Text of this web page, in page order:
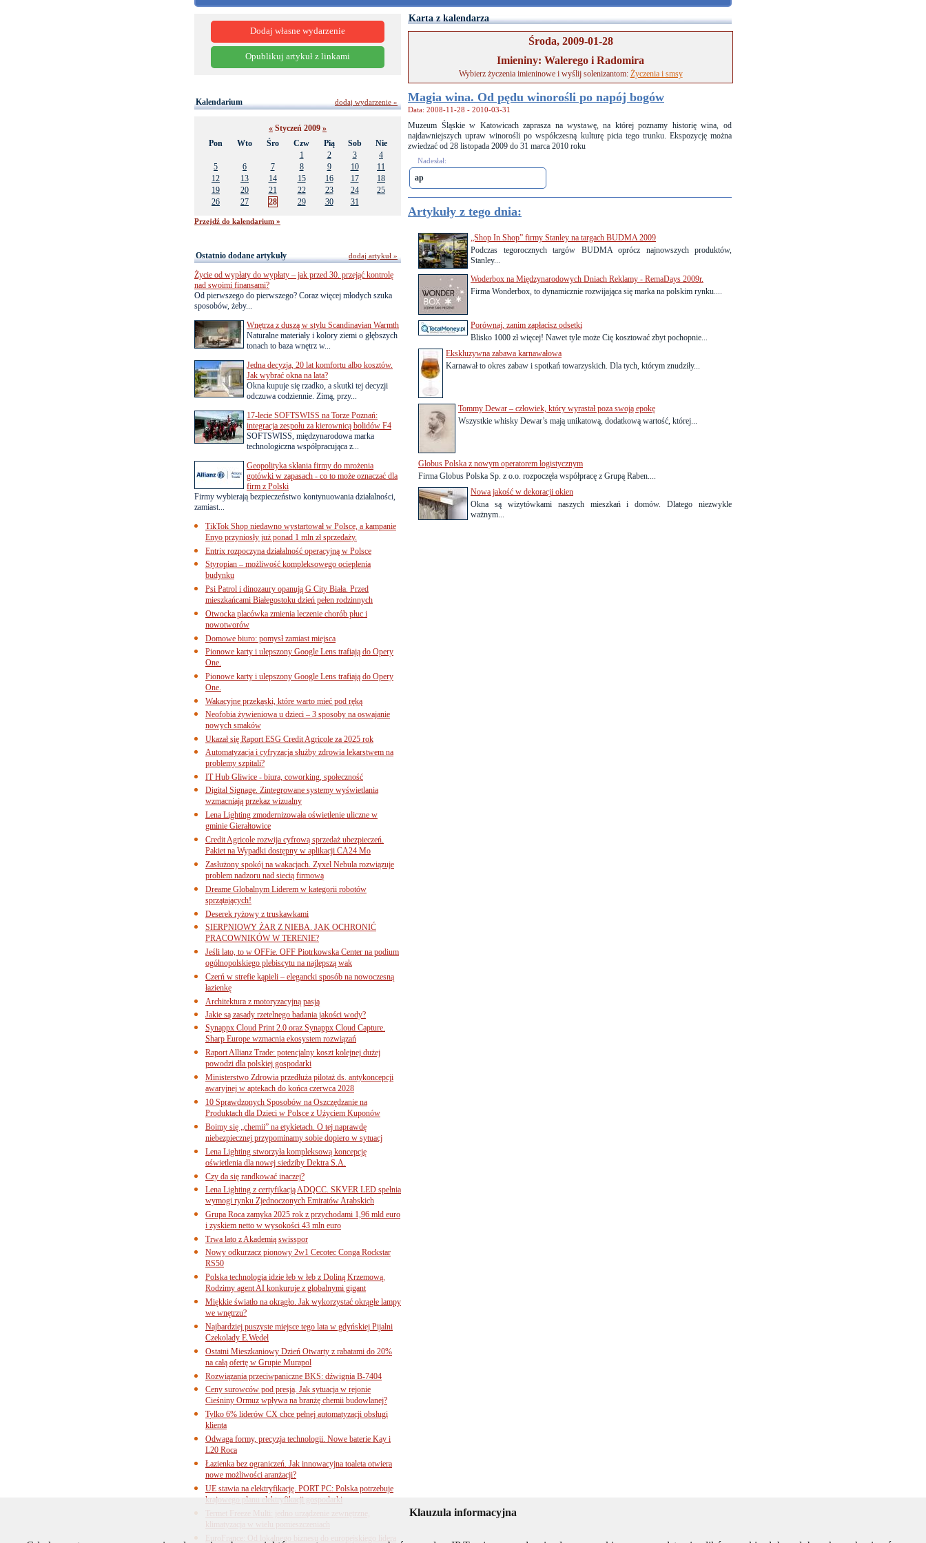
Karta z kalendarza
Środa, 2009-01-28
Imieniny: Walerego i Radomira
Wybierz życzenia imieninowe i wyślij solenizantom: Życzenia i smsy
Magia wina. Od pędu winorośli po napój bogów
Data: 2008-11-28 - 2010-03-31
Muzeum Śląskie w Katowicach zaprasza na wystawę, na której poznamy historię wina, od
najdawniejszych upraw winorośli po współczesną kulturę picia tego trunku. Ekspozycję można
zwiedzać od 28 listopada 2009 do 31 marca 2010 roku
Nadesłał:
ap
Artykuły z tego dnia:
„Shop In Shop” firmy Stanley na targach BUDMA 2009
Podczas tegorocznych targów BUDMA oprócz najnowszych produktów,
Stanley...
Woderbox na Międzynarodowych Dniach Reklamy - RemaDays 2009r.
Firma Wonderbox, to dynamicznie rozwijająca się marka na polskim rynku....
Porównaj, zanim zapłacisz odsetki
Blisko 1000 zł więcej! Nawet tyle może Cię kosztować zbyt pochopnie...
Ekskluzywna zabawa karnawałowa
Karnawał to okres zabaw i spotkań towarzyskich. Dla tych, którym znudziły...
Tommy Dewar – człowiek, który wyrastał poza swoją epokę
Wszystkie whisky Dewar’s mają unikatową, dodatkową wartość, której...
Globus Polska z nowym operatorem logistycznym
Firma Globus Polska Sp. z o.o. rozpoczęła współpracę z Grupą Raben....
Nowa jakość w dekoracji okien
Okna są wizytówkami naszych mieszkań i domów. Dlatego niezwykle
ważnym...
Dodaj własne wydarzenie
Opublikuj artykuł z linkami
Kalendarium
« Styczeń 2009 »
Pon
Wto Śro Czw Pią Sob
Nie
1
2 3
4
5
6 7 8 9 10
11
12
13 14 15 16 17
18
19
20 21 22 23 24
25
26
27 28 29 30 31
Przejdź do kalendarium »
dodaj wydarzenie »
Ostatnio dodane artykuły
Życie od wypłaty do wypłaty – jak przed 30. przejąć kontrolę
nad swoimi finansami?
Od pierwszego do pierwszego? Coraz więcej młodych szuka
sposobów, żeby...
Wnętrza z duszą w stylu Scandinavian Warmth
Naturalne materiały i kolory ziemi o głębszych
tonach to baza wnętrz w...
Jedna decyzja, 20 lat komfortu albo kosztów.
Jak wybrać okna na lata?
Okna kupuje się rzadko, a skutki tej decyzji
odczuwa codziennie. Zimą, przy...
17-lecie SOFTSWISS na Torze Poznań:
integracja zespołu za kierownicą bolidów F4
SOFTSWISS, międzynarodowa marka
technologiczna współpracująca z...
Geopolityka skłania firmy do mrożenia
gotówki w zapasach - co to może oznaczać dla
firm z Polski
Firmy wybierają bezpieczeństwo kontynuowania działalności,
zamiast...
TikTok Shop niedawno wystartował w Polsce, a kampanie
Enyo przyniosły już ponad 1 mln zł sprzedaży.
Entrix rozpoczyna działalność operacyjną w Polsce
Styropian – możliwość kompleksowego ocieplenia
budynku
Psi Patrol i dinozaury opanują G City Biała. Przed
mieszkańcami Białegostoku dzień pełen rodzinnych
Otwocka placówka zmienia leczenie chorób płuc i
nowotworów
Domowe biuro: pomysł zamiast miejsca
Pionowe karty i ulepszony Google Lens trafiają do Opery
One.
Pionowe karty i ulepszony Google Lens trafiają do Opery
One.
Wakacyjne przekąski, które warto mieć pod ręką
Neofobia żywieniowa u dzieci – 3 sposoby na oswajanie
nowych smaków
Ukazał się Raport ESG Credit Agricole za 2025 rok
Automatyzacja i cyfryzacja służby zdrowia lekarstwem na
problemy szpitali?
IT Hub Gliwice - biura, coworking, społeczność
Digital Signage. Zintegrowane systemy wyświetlania
wzmacniają przekaz wizualny
Lena Lighting zmodernizowała oświetlenie uliczne w
gminie Gierałtowice
Credit Agricole rozwija cyfrową sprzedaż ubezpieczeń.
Pakiet na Wypadki dostępny w aplikacji CA24 Mo
Zasłużony spokój na wakacjach. Zyxel Nebula rozwiązuje
problem nadzoru nad siecią firmową
Dreame Globalnym Liderem w kategorii robotów
sprzątających!
Deserek ryżowy z truskawkami
SIERPNIOWY ŻAR Z NIEBA. JAK OCHRONIĆ
PRACOWNIKÓW W TERENIE?
Jeśli lato, to w OFFie. OFF Piotrkowska Center na podium
ogólnopolskiego plebiscytu na najlepszą wak
Czerń w strefie kąpieli – elegancki sposób na nowoczesną
łazienkę
Architektura z motoryzacyjną pasją
Jakie są zasady rzetelnego badania jakości wody?
Synappx Cloud Print 2.0 oraz Synappx Cloud Capture.
Sharp Europe wzmacnia ekosystem rozwiązań
Raport Allianz Trade: potencjalny koszt kolejnej dużej
powodzi dla polskiej gospodarki
Ministerstwo Zdrowia przedłuża pilotaż ds. antykoncepcji
awaryjnej w aptekach do końca czerwca 2028
10 Sprawdzonych Sposobów na Oszczędzanie na
Produktach dla Dzieci w Polsce z Użyciem Kuponów
Boimy się „chemii” na etykietach. O tej naprawdę
niebezpiecznej przypominamy sobie dopiero w sytuacj
Lena Lighting stworzyła kompleksową koncepcję
oświetlenia dla nowej siedziby Dektra S.A.
Czy da się randkować inaczej?
Lena Lighting z certyfikacją ADQCC. SKVER LED spełnia
wymogi rynku Zjednoczonych Emiratów Arabskich
Grupa Roca zamyka 2025 rok z przychodami 1,96 mld euro
i zyskiem netto w wysokości 43 mln euro
Trwa lato z Akademią swisspor
Nowy odkurzacz pionowy 2w1 Cecotec Conga Rockstar
RS50
Polska technologia idzie łeb w łeb z Doliną Krzemową.
Rodzimy agent AI konkuruje z globalnymi gigant
Miękkie światło na okrągło. Jak wykorzystać okrągłe lampy
we wnętrzu?
Najbardziej puszyste miejsce tego lata w gdyńskiej Pijalni
Czekolady E.Wedel
Ostatni Mieszkaniowy Dzień Otwarty z rabatami do 20%
na całą ofertę w Grupie Murapol
Rozwiązania przeciwpaniczne BKS: dźwignia B-7404
Ceny surowców pod presją. Jak sytuacja w rejonie
Cieśniny Ormuz wpływa na branżę chemii budowlanej?
Tylko 6% liderów CX chce pełnej automatyzacji obsługi
klienta
Odwaga formy, precyzja technologii. Nowe baterie Kay i
L20 Roca
Łazienka bez ograniczeń. Jak innowacyjna toaleta otwiera
nowe możliwości aranżacji?
UE stawia na elektryfikację. PORT PC: Polska potrzebuje
krajowego planu elektryfikacji gospodarki
Termet Freeze Multi: jedno urządzenie zewnętrzne,
klimatyzacja w wielu pomieszczeniach
EuroFrance: Od lokalnego biznesu do europejskiego lidera
dodaj artykuł »
Klauzula informacyjna